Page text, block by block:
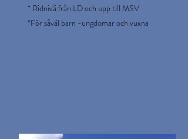
* Ridnivå från LD och upp till MSV
*För såväl barn -ungdomar och vuxna